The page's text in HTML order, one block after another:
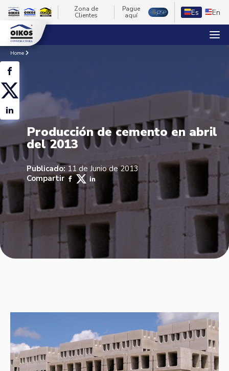
Zona de
Clientes
Pague
aquí
Es En
Home
Producción de cemento en abril
del 2013
Publicado:11 de Junio de 2013
Compartir